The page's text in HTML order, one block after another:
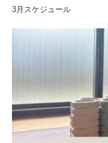
3月スケジュール